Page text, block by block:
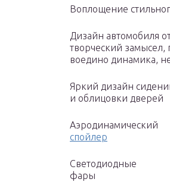
Воплощение
Дизайн автомобиля
творческий замысел,
воедино динамика,
Яркий дизайн
и облицовки дверей
Аэродинамический
спойлер
Светодиодные
фары